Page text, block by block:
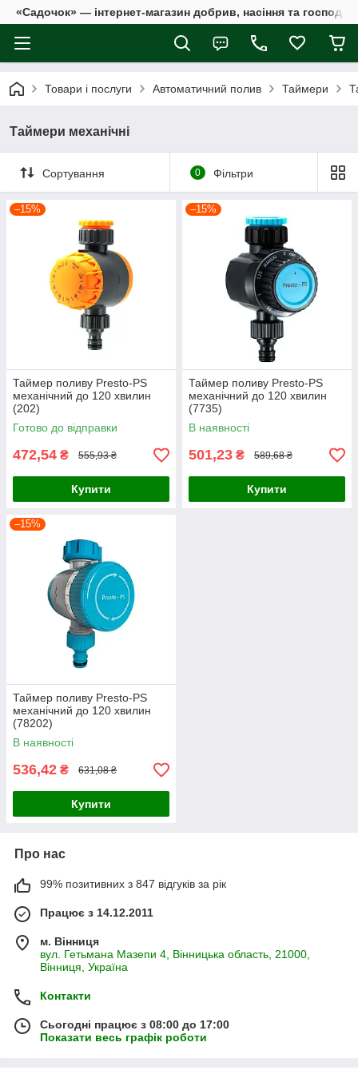
«Садочок» — інтернет-магазин добрив, насіння та
Товари і послуги Автоматичний полив Таймери
Таймери механічні
Сортування 0 Фільтри
–15%
Таймер поливу Presto-PS
механічний до 120 хвилин
(202)
Готово до відправки
472,54 ₴ 555,93 ₴
Купити
–15%
Таймер поливу Presto-PS
механічний до 120 хвилин
(7735)
В наявності
501,23 ₴ 589,68 ₴
Купити
–15%
Таймер поливу Presto-PS
механічний до 120 хвилин
(78202)
В наявності
536,42 ₴ 631,08 ₴
Купити
Про нас
99% позитивних з 847 відгуків за рік
Працює з 14.12.2011
м. Вінниця
вул. Гетьмана Мазепи 4, Вінницька область, 21000,
Вінниця, Україна
Контакти
Сьогодні працює з 08:00 до 17:00
Показати весь графік роботи